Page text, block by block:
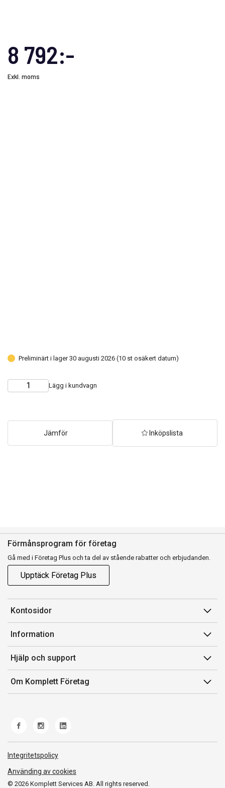
8 792:-
Exkl. moms
Preliminärt i lager 30 augusti 2026 (10 st osäkert datum)
Choose
Quantity Lägg i kundvagn
Jämför Inköpslista
Förmånsprogram för företag
Gå med i Företag Plus och ta del av stående rabatter och erbjudanden.
Upptäck Företag Plus
Kontosidor
Mina sidor
Orderhistorik
Fakturor & Kvitton
Inköpslistor
Information
Försäljningsvillkor
Villkor för Komplett Företag Plus
Felsökning & guider
Hjälp och support
Kontakta oss
Kundservice
Frakt och leverans
Om Komplett Företag
© 2026 Komplett Services AB. All rights reserved.
Integritetspolicy
Använding av cookies